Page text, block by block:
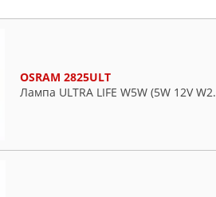
OSRAM 2825ULT
Лампа ULTRA LIFE W5W (5W 12V